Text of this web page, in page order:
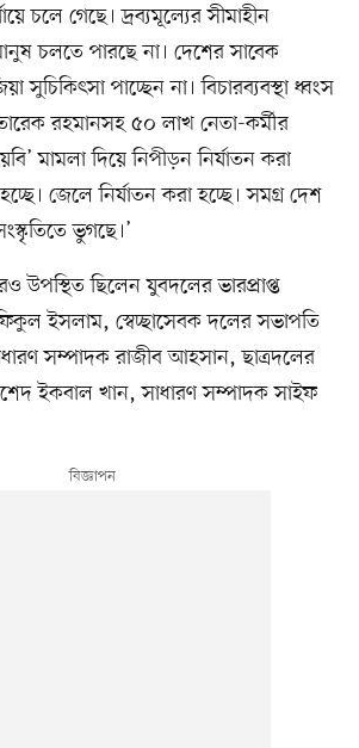
চলে গেছে। দ্রব্যমূল্যের সীমাহীন
চলতে পারছে না। দেশের সাবেক
সুচিকিৎসা পাচ্ছেন না। বিচারব্যবস্থা ধ্বংস
রহমানসহ ৫০ লাখ নেতা-কর্মীর
মামলা দিয়ে নিপীড়ন নির্যাতন করা
জেলে নির্যাতন করা হচ্ছে। সমগ্র দেশ
ভুগছে।’
উপস্থিত ছিলেন যুবদলের ভারপ্রাপ্ত
ইসলাম, স্বেচ্ছাসেবক দলের সভাপতি
সম্পাদক রাজীব আহসান, ছাত্রদলের
ইকবাল খান, সাধারণ সম্পাদক সাইফ